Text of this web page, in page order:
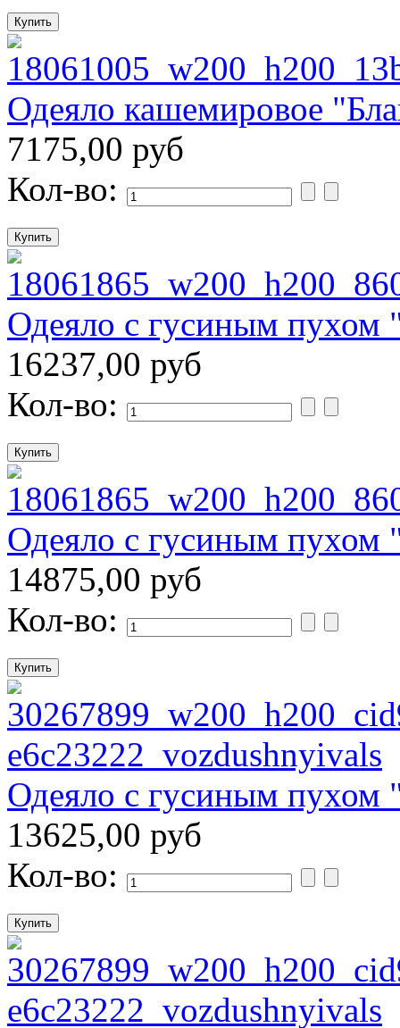
Одеяло кашемировое
7175,00 руб
Кол-во:
Одеяло с гусиным пухом
16237,00 руб
Кол-во:
Одеяло с гусиным пухом
14875,00 руб
Кол-во:
Одеяло с гусиным пухом
13625,00 руб
Кол-во: